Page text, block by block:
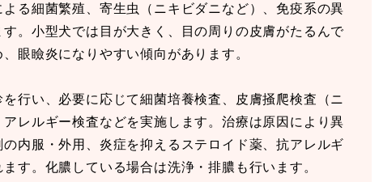
よる細菌繁殖、寄生虫（ニキビダニなど）、免疫系の異
。小型犬では目が大きく、目の周りの皮膚がたるんで
眼瞼炎になりやすい傾向があります。
行い、必要に応じて細菌培養検査、皮膚掻爬検査（ニ
レルギー検査などを実施します。治療は原因により異
内服・外用、炎症を抑えるステロイド薬、抗アレルギ
す。化膿している場合は洗浄・排膿も行います。